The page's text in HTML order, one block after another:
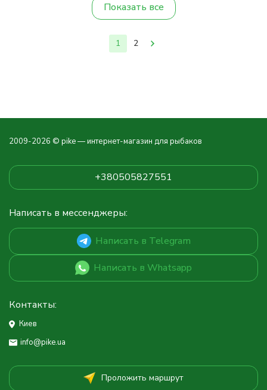
Показать все
1 2
2009-2026 © pike — интернет-магазин для рыбаков
+380505827551
Написать в мессенджеры:
Написать в Telegram
Написать в Whatsapp
Контакты:
Киев
info@pike.ua
Проложить маршрут